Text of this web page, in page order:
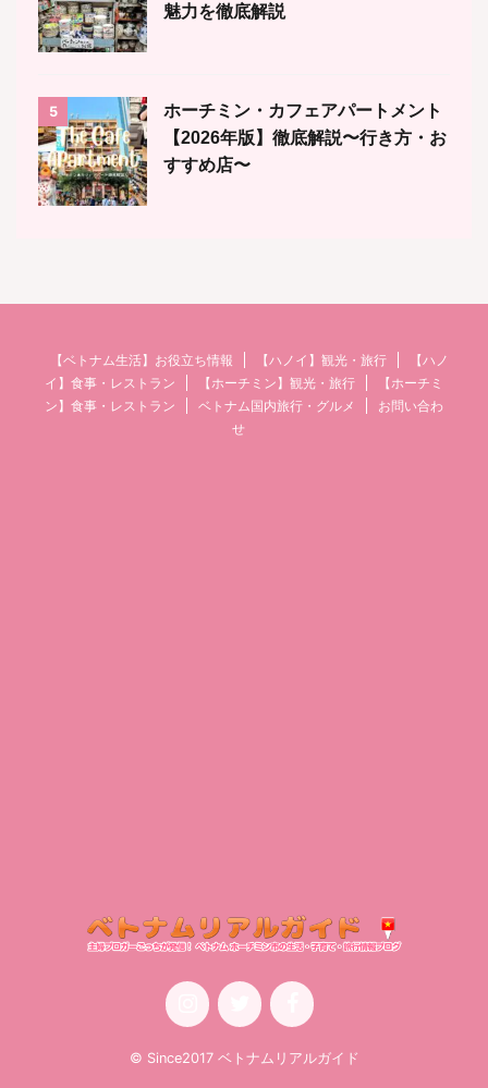
魅力を徹底解説
5
ホーチミン・カフェアパートメント
【2026年版】徹底解説〜行き方・お
すすめ店〜
【ベトナム生活】お役立ち情報 【ハノイ】観光・旅行
【ハノ
イ】食事・レストラン
【ホーチミン】観光・旅行
【ホーチミ
ン】食事・レストラン
ベトナム国内旅行・グルメ
お問い合わ
せ
© Since2017 ベトナムリアルガイド